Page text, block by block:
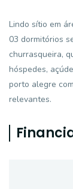
Lindo sítio em
03 dormitórios
churrasqueira,
hóspedes,
porto alegre
relevantes.